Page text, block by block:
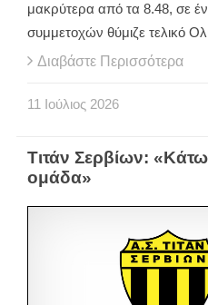
μακρύτερα από τα 8.48, σε
συμμετοχών θύμιζε τελικό
Διαβάστε Περισσότερα
11 Ιούλιος 2026
Τιτάν Σερβίων:
ομάδα»